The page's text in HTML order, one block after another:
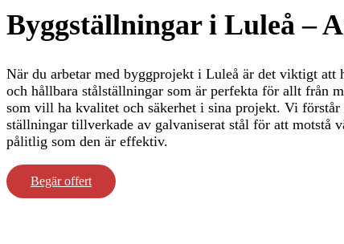
Byggställningar i Luleå –
När du arbetar med byggprojekt i Luleå är det viktigt att
och hållbara stålställningar som är perfekta för allt från
som vill ha kvalitet och säkerhet i sina projekt. Vi
ställningar tillverkade av galvaniserat stål för att motstå
pålitlig som den är effektiv.
Begär offert